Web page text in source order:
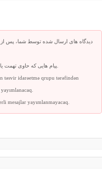
دیدگاه های ارسال شده توسط شما، پس از
təsvir idarəetmə qrupu tərəfindən
mesajlar yayımlanmayacaq.